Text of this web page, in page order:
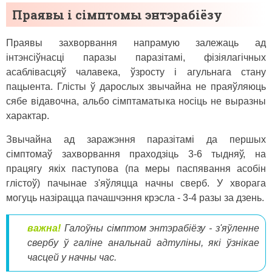
Праявы і сімптомы энтэрабіёзу
Праявы захворвання напрамую залежаць ад
інтэнсіўнасці паразы паразітамі, фізіялагічных
асаблівасцяў чалавека, ўзросту і агульнага стану
пацыента. Глісты ў дарослых звычайна не праяўляюць
сябе відавочна, альбо сімптаматыка носіць не выразны
характар.
Звычайна ад заражэння паразітамі да першых
сімптомаў захворвання праходзіць 3-6 тыдняў, на
працягу якіх паступова (па меры паспявання асобін
глістоў) пачынае з'яўляцца начны сверб. У хворага
могуць назірацца пачашчэння крэсла - 3-4 разы за дзень.
важна! Галоўны сімптом энтэрабіёзу - з'яўленне
свербу ў галіне анальнай адтуліны, які ўзнікае
часцей у начны час.